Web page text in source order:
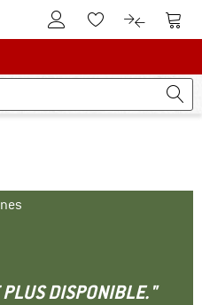
Vers le compte client
Vers la liste
Vers le
DISPONIBLE."